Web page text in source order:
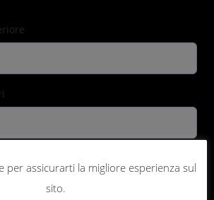
per assicurarti la migliore esperienza sul
sito.